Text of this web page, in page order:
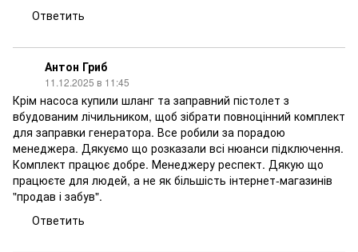
Ответить
Антон Гриб
11.12.2025 в 11:45
Крім насоса купили шланг та заправний пістолет з
вбудованим лічильником, щоб зібрати повноцінний комплект
для заправки генератора. Все робили за порадою
менеджера. Дякуємо що розказали всі нюанси підключення.
Комплект працює добре. Менеджеру респект. Дякую що
працюєте для людей, а не як більшість інтернет-магазинів
"продав і забув".
Ответить